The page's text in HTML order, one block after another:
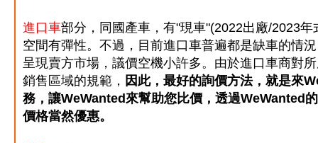
進口車部分，同國產車，有"現車"(2022出廠/2023
空間有彈性。不過，目前進口車普遍都是缺車的情
呈現賣方市場，議價空機小許多。由於進口車商對
銷售區域的規範， 因此，最好的詢價方法，就是來
務，讓WeWanted來幫助您比價，透過WeWanted
價格當然優惠。